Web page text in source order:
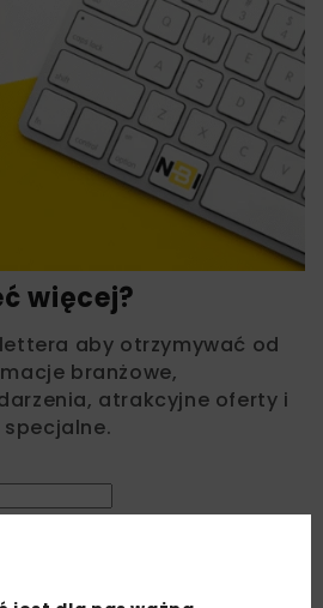
więcej?
aby otrzymywać od
branżowe,
atrakcyjne oferty i
e-mail korespondencji